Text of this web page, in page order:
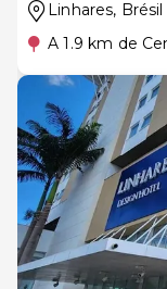
Linhares, Brésil
A 1.9 km de